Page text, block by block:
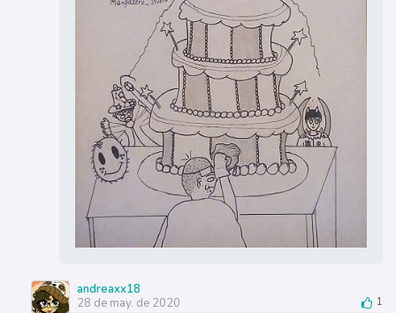
andreaxx18
28 de may. de 2020
1